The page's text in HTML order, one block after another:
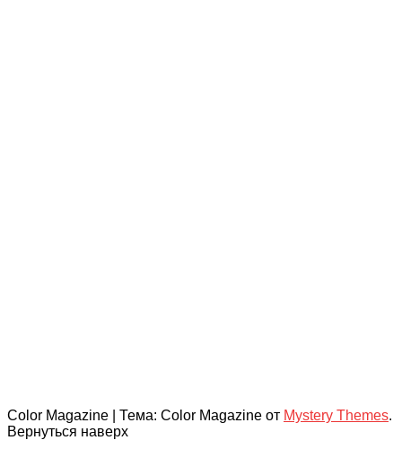
Color Magazine Тема: Color Magazine от Mystery Themes.
Вернуться наверх